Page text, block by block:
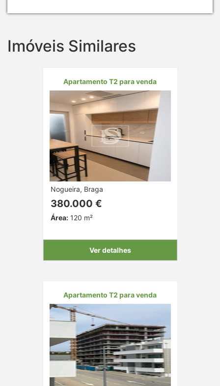
Imóveis Similares
Apartamento T2 para venda
Nogueira, Braga
380.000 €
Área:120 m²
Ver detalhes
Apartamento T2 para venda